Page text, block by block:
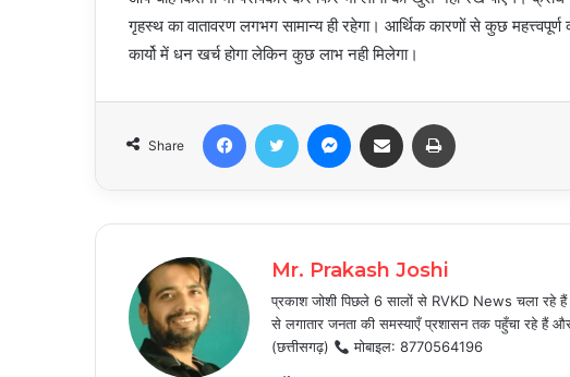
गृहस्थ का वातावरण लगभग सामान्य ही रहेगा। आर्थिक कारणों से कुछ
कार्यो में धन खर्च होगा लेकिन कुछ लाभ नही मिलेगा।
Share
FacebookTwitter Messenger
Share via Email
Mr. Prakash Joshi
प्रकाश जोशी पिछले 6 सालों से RVKD News चला रहे
से लगातार जनता की समस्याएँ प्रशासन तक पहुँचा रहे हैं
(छत्तीसगढ़)
मोबाइल: 8770564196